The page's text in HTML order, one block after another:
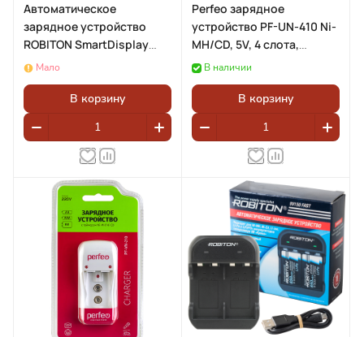
Автоматическое
зарядное устройство
ROBITON SmartDisplay
2000 с дисплеем
Мало
В корзину
Perfeo зарядное
устройство PF-UN-410 Ni-
MH/CD, 5V, 4 слота,
AA/AAA
В наличии
В корзину